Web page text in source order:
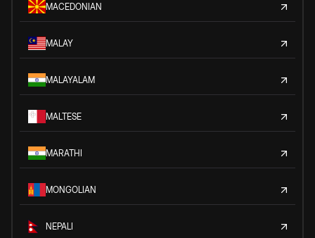
MACEDONIAN
MALAY
MALAYALAM
MALTESE
MARATHI
MONGOLIAN
NEPALI